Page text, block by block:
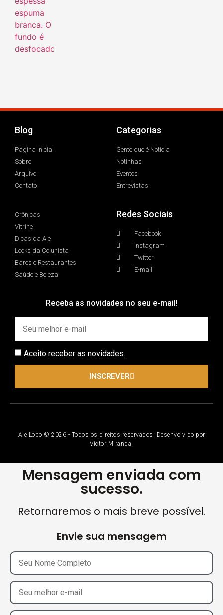
Blog
Página Inicial
Sobre
Arquivo
Contato
Categorias
Gente que é Notícia
Notinhas
Eventos
Entrevistas
Crônicas
Vitrine
Dicas da Ale
Looks da Colunista
Bares e Restaurantes
Saúde e Beleza
Redes Sociais
Facebook
Instagram
Twitter
E-mail
Receba as novidades no seu e-mail!
Aceito receber as novidades.
INSCREVER
Ale Lobo © 2026 - Todos os direitos reservados. Desenvolvido por
Victor Miranda.
Mensagem enviada com
sucesso.
Retornaremos o mais breve possível.
Envie sua mensagem